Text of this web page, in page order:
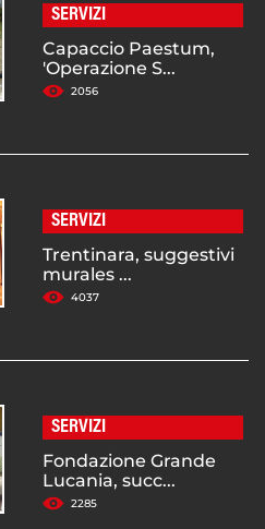
SERVIZI
Capaccio Paestum,
'Operazione S...
2056
SERVIZI
Trentinara, suggestivi
murales ...
4037
SERVIZI
Fondazione Grande
Lucania, succ...
2285